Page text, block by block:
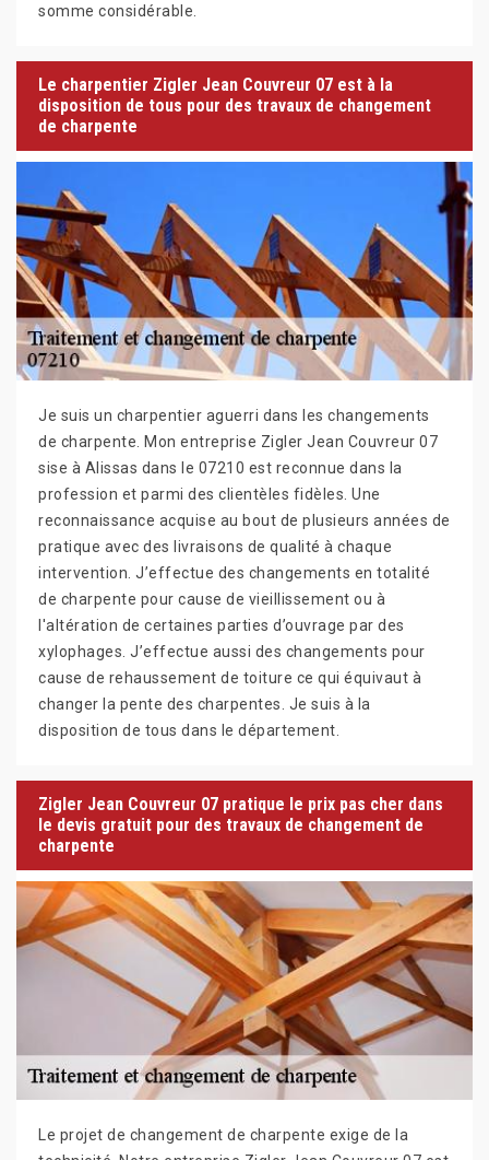
somme considérable.
Le charpentier Zigler Jean Couvreur 07 est à la
disposition de tous pour des travaux de changement
de charpente
Je suis un charpentier aguerri dans les changements
de charpente. Mon entreprise Zigler Jean Couvreur 07
sise à Alissas dans le 07210 est reconnue dans la
profession et parmi des clientèles fidèles. Une
reconnaissance acquise au bout de plusieurs années de
pratique avec des livraisons de qualité à chaque
intervention. J’effectue des changements en totalité
de charpente pour cause de vieillissement ou à
l'altération de certaines parties d’ouvrage par des
xylophages. J’effectue aussi des changements pour
cause de rehaussement de toiture ce qui équivaut à
changer la pente des charpentes. Je suis à la
disposition de tous dans le département.
Zigler Jean Couvreur 07 pratique le prix pas cher dans
le devis gratuit pour des travaux de changement de
charpente
Le projet de changement de charpente exige de la